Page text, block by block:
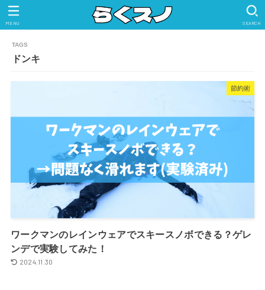
SEARCH
MENU
ドンキ
節約術
ワークマンのレインウェアでスキースノボできる？ゲレ
ンデで実験してみた！
2024.11.30